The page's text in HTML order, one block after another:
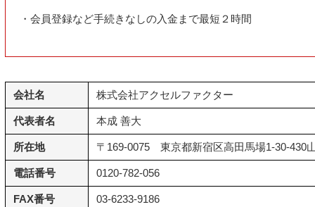
・会員登録など手続きなしの入金まで最短２時間
会社名 株式会社アクセルファクター
代表者名 本成 善大
所在地 〒169-0075 東京都新宿区高田馬場1-30-430
電話番号 0120-782-056
FAX番号 03-6233-9186